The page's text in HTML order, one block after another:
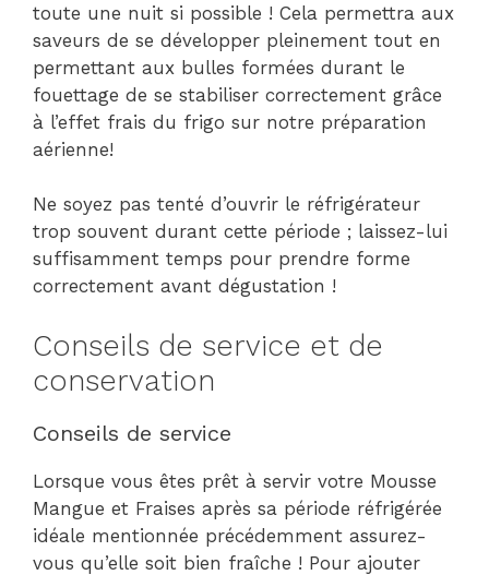
toute une nuit si possible ! Cela permettra aux
saveurs de se développer pleinement tout en
permettant aux bulles formées durant le
fouettage de se stabiliser correctement grâce
à l’effet frais du frigo sur notre préparation
aérienne!
Ne soyez pas tenté d’ouvrir le réfrigérateur
trop souvent durant cette période ; laissez-lui
suffisamment temps pour prendre forme
correctement avant dégustation !
Conseils de service et de
conservation
Conseils de service
Lorsque vous êtes prêt à servir votre Mousse
Mangue et Fraises après sa période réfrigérée
idéale mentionnée précédemment assurez-
vous qu’elle soit bien fraîche ! Pour ajouter